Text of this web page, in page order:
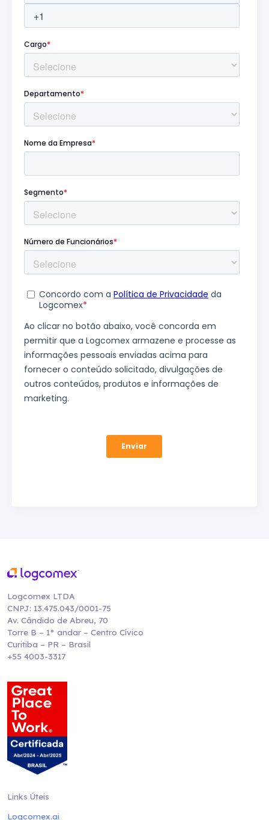
Logcomex LTDA
CNPJ: 13.475.043/0001-75
Av. Cândido de Abreu, 70
Torre B – 1° andar – Centro Cívico
Curitiba – PR – Brasil
+55 4003-3317
Links Úteis
Logcomex.ai